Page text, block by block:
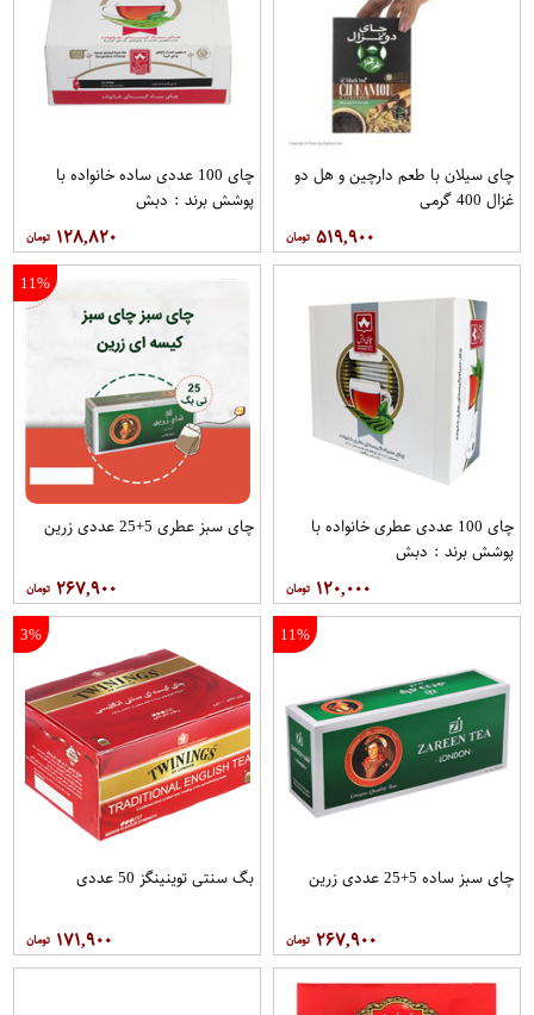
چای سیلان با طعم دارچین و هل دو
غزال 400 گرمی
۵۱۹,۹۰۰
چای 100 عددی ساده خانواده با
پوشش برند : دبش
۱۲۸,۸۲۰
چای 100 عددی عطری خانواده با
پوشش برند : دبش
۱۲۰,۰۰۰
11%
چای سبز عطری 5+25 عددی زرین
۲۶۷,۹۰۰
11%
چای سبز ساده 5+25 عددی زرین
۲۶۷,۹۰۰
3%
بگ سنتی توینینگز 50 عددی
۱۷۱,۹۰۰